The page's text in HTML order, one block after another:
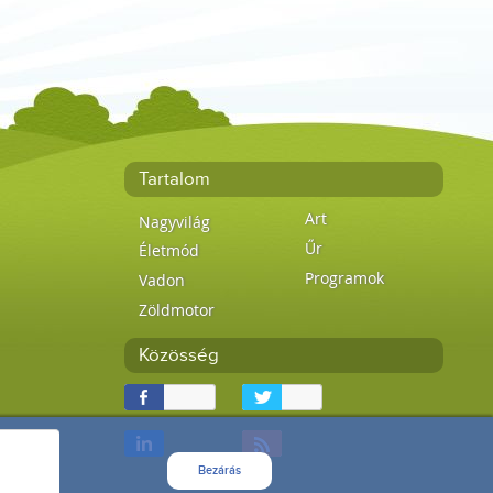
Bezárás
Tartalom
Nagyvilág
Életmód
Vadon
Zöldmotor
Art
Űr
Programok
Közösség